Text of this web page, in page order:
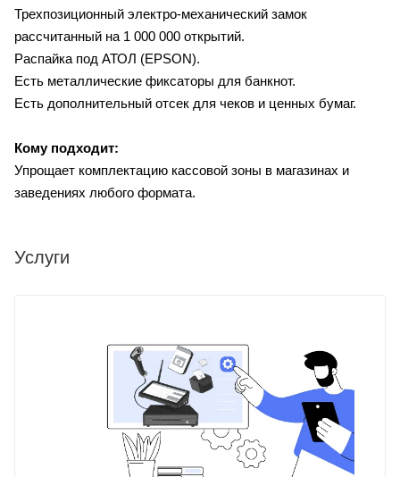
Трехпозиционный электро-механический замок
рассчитанный на 1 000 000 открытий.
Распайка под АТОЛ (EPSON).
Есть металлические фиксаторы для банкнот.
Есть дополнительный отсек для чеков и ценных бумаг.
Кому подходит:
Упрощает комплектацию кассовой зоны в магазинах и
заведениях любого формата.
Услуги